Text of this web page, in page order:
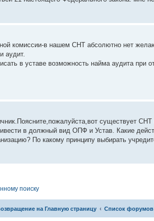
комиссии-в нашем СНТ абсолютно нет
аудит.
в уставе возможность найма аудита при
существует
в должный вид ОПФ и Устав. Какие
По какому принципу выбирать
поиску
на Главную страницу Список форумов